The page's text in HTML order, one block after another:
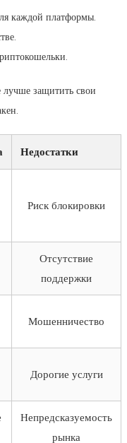
каждой платформы.
защитить свои
Недостатки
Риск блокировки
Отсутствие
поддержки
Мошенничество
Дорогие услуги
Непредсказуемость
рынка